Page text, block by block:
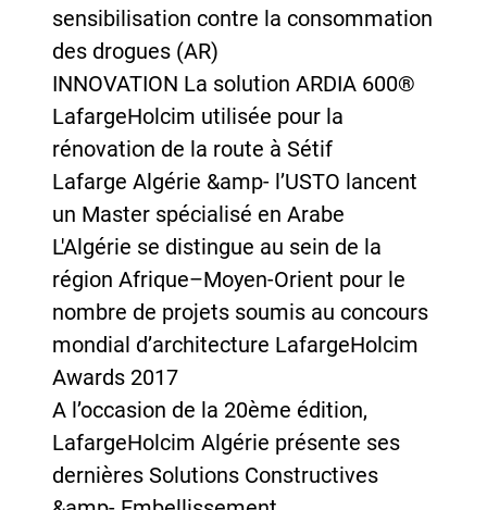
sensibilisation contre la consommation
des drogues (AR)
INNOVATION La solution ARDIA 600®
LafargeHolcim utilisée pour la
rénovation de la route à Sétif
Lafarge Algérie &amp- l’USTO lancent
un Master spécialisé en Arabe
L'Algérie se distingue au sein de la
région Afrique–Moyen-Orient pour le
nombre de projets soumis au concours
mondial d’architecture LafargeHolcim
Awards 2017
A l’occasion de la 20ème édition,
LafargeHolcim Algérie présente ses
dernières Solutions Constructives